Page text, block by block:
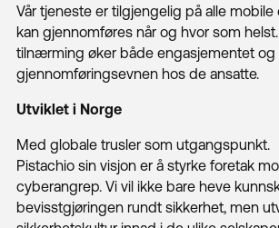
Vår tjeneste er tilgjengelig på alle mobile
kan gjennomføres når og hvor som
tilnærming øker både engasjementet og
gjennomføringsevnen hos de ansatte.
Utviklet i Norge
Med globale trusler som utgangspunkt.
Pistachio sin visjon er å styrke foretak
cyberangrep. Vi vil ikke bare heve
bevisstgjøringen rundt sikkerhet, men